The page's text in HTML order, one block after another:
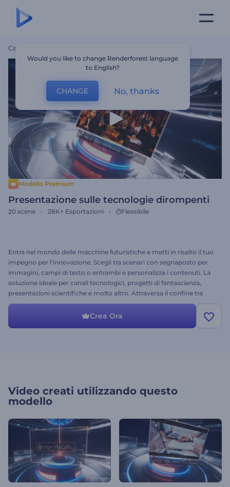
Casa
Modello Premium
Presentazione sulle tecnologie dirompenti
20 scene 28K+ Esportazioni Flessibile
Entra nel mondo delle macchine futuristiche e metti in risalto il tuo
impegno per l'innovazione. Scegli tra scenari con segnaposto per
immagini, campi di testo o entrambi e personalizza i contenuti. La
soluzione ideale per canali tecnologici, progetti di fantascienza,
presentazioni scientifiche e molto altro. Attraversa il confine tra
presente e futuro, oggi stesso!
Crea Ora
Video creati utilizzando questo
modello
Would you like to change Renderforest language
to English?
CHANGE No, thanks